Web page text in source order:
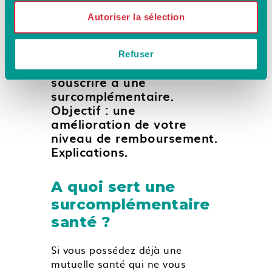
Autoriser la sélection
Refuser
toujours facile de s’y
retrouver. En complément
de votre couverture santé
obligatoire ou de votre
mutuelle, vous pouvez
souscrire à une
surcomplémentaire.
Objectif : une
amélioration de votre
niveau de remboursement.
Explications.
A quoi sert une
surcomplémentaire
santé ?
Si vous possédez déjà une
mutuelle santé qui ne vous